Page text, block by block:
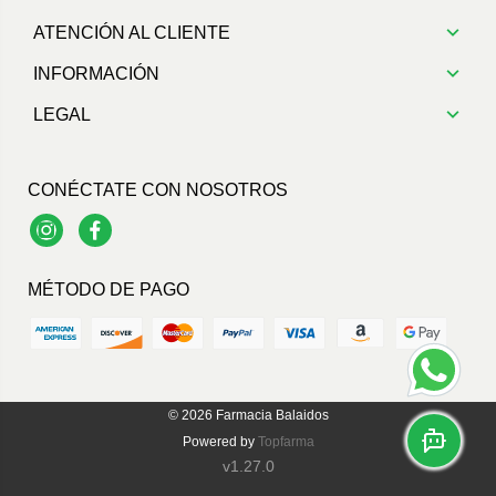
ATENCIÓN AL CLIENTE
INFORMACIÓN
LEGAL
CONÉCTATE CON NOSOTROS
InstagramFacebook
MÉTODO DE PAGO
© 2026 Farmacia Balaidos
Powered by Topfarma
v1.27.0